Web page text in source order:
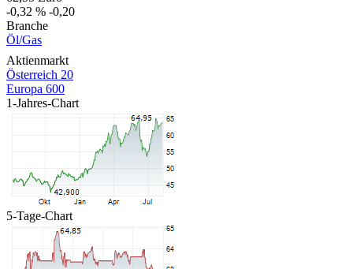
-0,32 % -0,20
Branche
Öl/Gas
Aktienmarkt
Österreich 20
Europa 600
1-Jahres-Chart
5-Tage-Chart